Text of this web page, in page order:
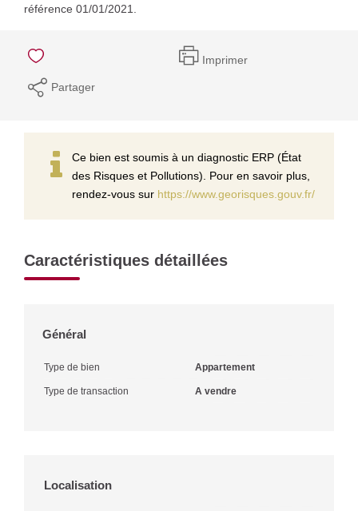
référence 01/01/2021.
Imprimer
Partager
Ce bien est soumis à un diagnostic ERP (État
des Risques et Pollutions). Pour en savoir plus,
rendez-vous sur https://www.georisques.gouv.fr/
Caractéristiques détaillées
Général
Type de bien Appartement
Type de transaction A vendre
Localisation